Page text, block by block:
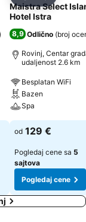
Maistra Select
Hotel Istra
8,9 Odlično (broj
Rovinj, Centar
udaljenost 2.6 km
Besplatan WiFi
Bazen
Spa
od 129 €
Pogledaj cene sa 5
sajtova
Pogledaj cene